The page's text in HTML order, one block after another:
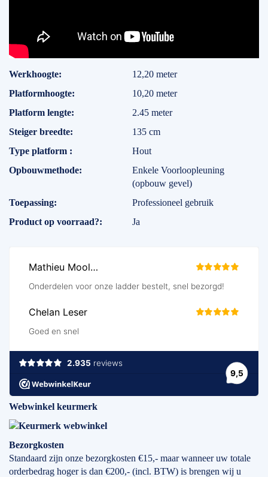
Specificaties
Werkhoogte
12,20 meter
Platformhoogte
10,20 meter
Platform lengte
2.45 meter
Steiger breedte
135 cm
Type platform
Hout
Opbouwmethode
Enkele Voorloopleuning
(opbouw gevel)
Toepassing
Professioneel gebruik
Product op voorraad?
Ja
Webwinkel keurmerk
Bezorgkosten
Standaard zijn onze bezorgkosten €15,- maar wanneer uw totale
orderbedrag hoger is dan €200,- (incl. BTW) is brengen wij u